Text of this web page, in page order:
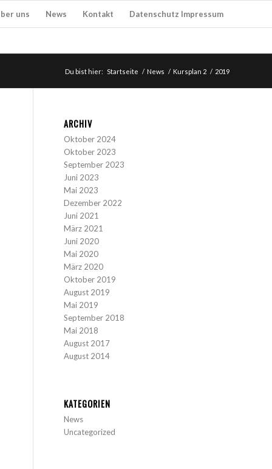
uns News Kontakt Datenschutz Impressum
Du bist hier: Startseite / News / Kursplan 2 / 2019
ARCHIV
Oktober 2024
Oktober 2023
September 2023
Juni 2023
Mai 2023
Dezember 2022
Juni 2021
März 2021
Juni 2020
Mai 2020
März 2020
Oktober 2019
August 2019
Mai 2019
September 2018
Mai 2018
August 2017
August 2014
KATEGORIEN
News
Uncategorized